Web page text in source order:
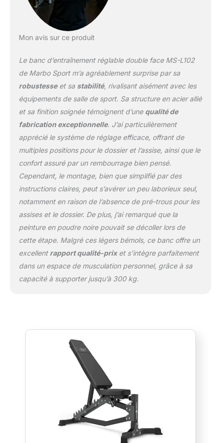
Mon avis sur ce produit
Le banc d’entraînement réglable double face MS-L102
de Marbo Sport m’a agréablement surprise par sa
robustesseet sa stabilité, rivalisant aisément avec les
équipements de salle de sport. Sa structure en acier allié
et sa finition soignée témoignent d’une qualité de
fabrication exceptionnelle. J’ai particulièrement
apprécié le système de réglage efficace, offrant de
multiples positions pour le dossier et l’assise, ainsi que le
confort assuré par un rembourrage bien pensé.
Cependant, le montage, bien que simplifié par des
instructions claires, peut s’avérer un peu laborieux seul,
notamment en raison de l’absence de pré-trous pour les
assises et le dossier. De plus, j’ai remarqué que la
peinture en poudre noire pouvait se décoller lors de
cette étape. Malgré ces légers bémols, ce banc offre un
excellent rapport qualité-prixet s’intègre parfaitement
dans un espace de musculation personnel, grâce à sa
capacité à supporter jusqu’à 300 kg.